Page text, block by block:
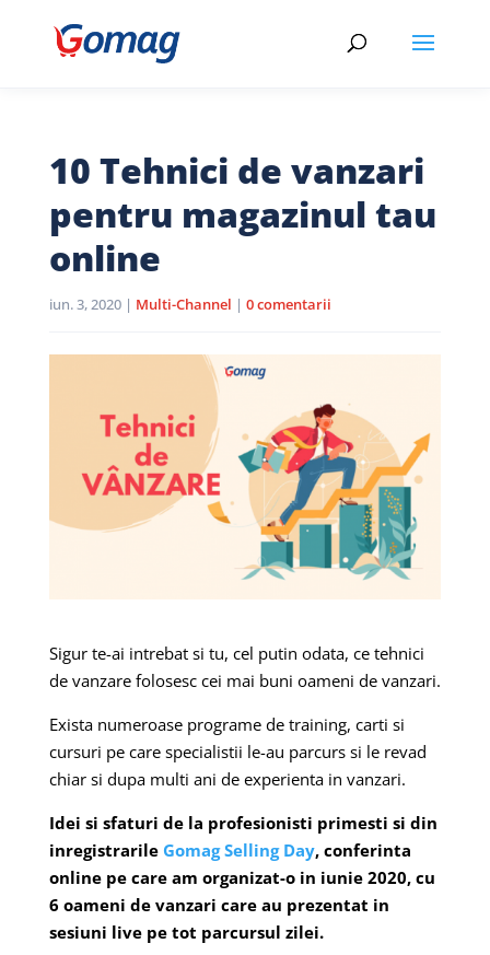
10 Tehnici de vanzari
pentru magazinul tau
online
iun. 3, 2020| Multi-Channel | 0 comentarii
Sigur te-ai intrebat si tu, cel putin odata, ce tehnici
de vanzare folosesc cei mai buni oameni de vanzari.
Exista numeroase programe de training, carti si
cursuri pe care specialistii le-au parcurs si le revad
chiar si dupa multi ani de experienta in vanzari.
Idei si sfaturi de la profesionisti primesti si din
inregistrarile Gomag Selling Day, conferinta
online pe care am organizat-o in iunie 2020, cu
6 oameni de vanzari care au prezentat in
sesiuni live pe tot parcursul zilei.